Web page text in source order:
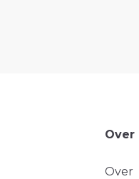
Over
Over